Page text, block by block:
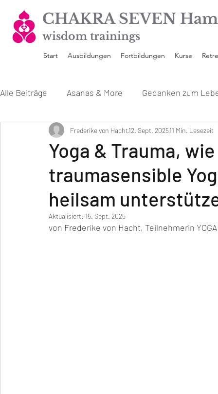
CHAKRA SEVEN
wisdom trainings
Start Ausbildungen Fortbildungen Kurse
Alle Beiträge Asanas & More Gedanken zum
Unsere Yoga Ausbildungen Interviews mit den
Yoga & Trauma,
traumasensible
heilsam
Frederike von Hacht12. Sept. 202511 Min. Lesezeit
Aktualisiert: 15. Sept. 2025
von Frederike von Hacht, Teilnehmerin